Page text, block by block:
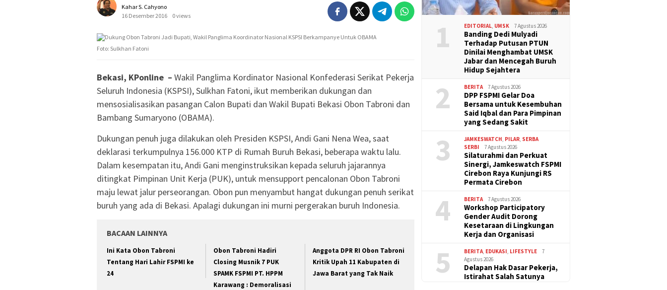
Kahar S. Cahyono
16 Desember 2016
0 views
Foto: Sulkhan Fatoni
Bekasi, KPonline – Wakil Panglima Kordinator Nasional Konfederasi Serikat Pekerja
Seluruh Indonesia (KSPSI), Sulkhan Fatoni, ikut memberikan dukungan dan
mensosialisasikan pasangan Calon Bupati dan Wakil Bupati Bekasi Obon Tabroni dan
Bambang Sumaryono (OBAMA).
Dukungan penuh juga dilakukan oleh Presiden KSPSI, Andi Gani Nena Wea, saat
deklarasi terkumpulnya 156.000 KTP di Rumah Buruh Bekasi, beberapa waktu lalu.
Dalam kesempatan itu, Andi Gani menginstruksikan kepada seluruh jajarannya
ditingkat Pimpinan Unit Kerja (PUK), untuk mensupport pencalonan Obon Tabroni
maju lewat jalur perseorangan. Obon pun menyambut hangat dukungan penuh serikat
buruh yang ada di Bekasi. Apalagi dukungan ini murni pergerakan buruh Indonesia.
BACAAN LAINNYA
Ini Kata Obon Tabroni
Tentang Hari Lahir FSPMI ke
24
Obon Tabroni Hadiri
Closing Musnik 7 PUK
SPAMK FSPMI PT. HPPM
Karawang : Demoralisasi
Anggota DPR RI Obon Tabroni
Kritik Upah 11 Kabupaten di
Jawa Barat yang Tak Naik
1 EDITORIAL UMSK 7 Agustus 2026
Banding Dedi Mulyadi
Terhadap Putusan PTUN
Dinilai Menghambat UMSK
Jabar dan Mencegah Buruh
Hidup Sejahtera
2 BERITA 7 Agustus 2026
DPP FSPMI Gelar Doa
Bersama untuk Kesembuhan
Said Iqbal dan Para Pimpinan
yang Sedang Sakit
3 JAMKESWATCH PILAR SERBA
SERBI
7 Agustus 2026
Silaturahmi dan Perkuat
Sinergi, Jamkeswatch FSPMI
Cirebon Raya Kunjungi RS
Permata Cirebon
4 BERITA 7 Agustus 2026
Workshop Participatory
Gender Audit Dorong
Kesetaraan di Lingkungan
Kerja dan Organisasi
5 BERITA EDUKASI LIFESTYLE
7
Agustus 2026
Delapan Hak Dasar Pekerja,
Istirahat Salah Satunya